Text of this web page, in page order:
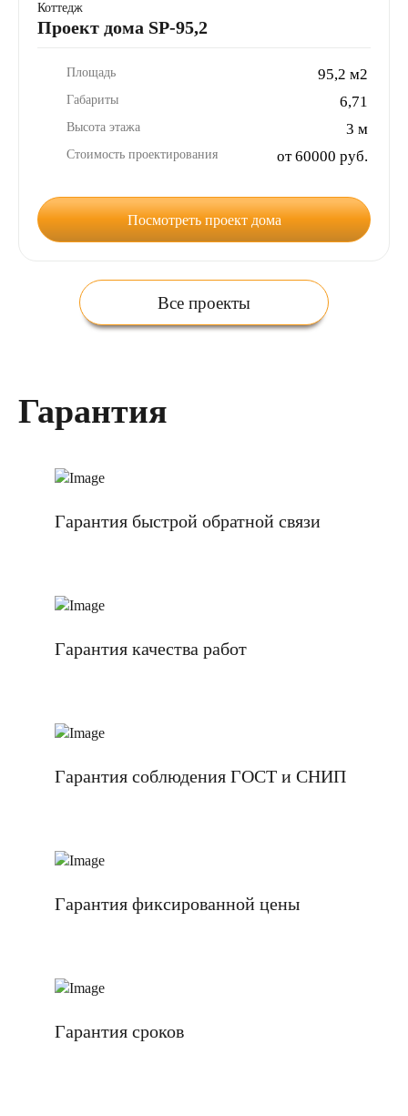
Коттедж
Проект дома SP-95,2
Площадь 95,2 м2
Габариты 6,71
Высота этажа 3 м
Стоимость проектирования от 60000 руб.
Посмотреть проект дома
Все проекты
Гарантия
Гарантия быстрой обратной связи
Гарантия качества работ
Гарантия соблюдения ГОСТ и СНИП
Гарантия фиксированной цены
Гарантия сроков